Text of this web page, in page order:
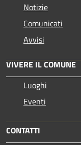
Notizie
Comunicati
Avvisi
VIVERE IL COMUNE
Luoghi
Eventi
CONTATTI